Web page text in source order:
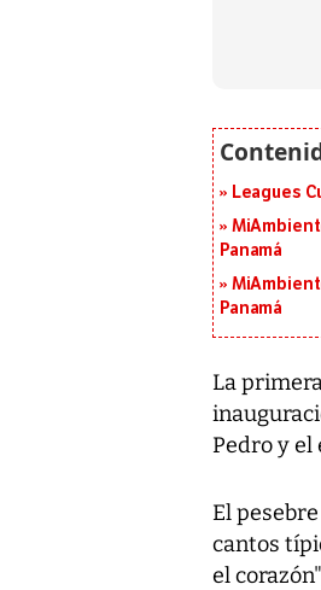
Leagues
Panamá
Panamá
La
Pedro y el
El
cantos
el